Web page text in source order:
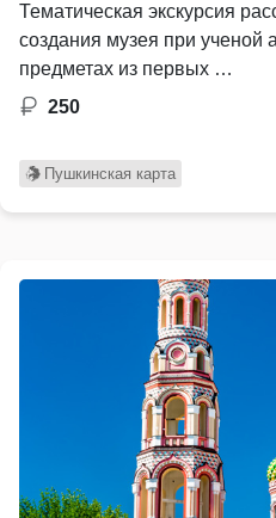
Тематическая экскурсия
создания музея при ученой
предметах из первых …
250
Пушкинская карта